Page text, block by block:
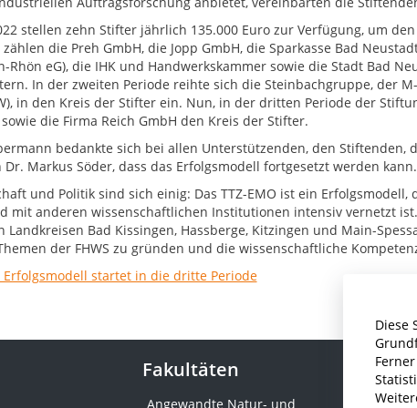
Diese
stellen zehn Stifter jährlich 135.000 Euro zur Verfügung, um
die Preh GmbH, die Jopp GmbH, die Sparkasse Bad
Rhön eG), die IHK und Handwerkskammer sowie die Stadt Bad
In der zweiten Periode reihte sich die Steinbachgruppe, der
in den Kreis der Stifter ein. Nun, in der dritten Periode der
die Firma Reich GmbH den Kreis der Stifter.
bedankte sich bei allen Unterstützenden, den Stiftenden,
Markus Söder, dass das Erfolgsmodell fortgesetzt werden kann.
und Politik sind sich einig: Das TTZ-EMO ist ein
mit anderen wissenschaftlichen Institutionen intensiv vernetzt
Landkreisen Bad Kissingen, Hassberge, Kitzingen und Main-
der FHWS zu gründen und die wissenschaftliche
startet in die dritte Periode
Fakultäten
Angewandte Natur- und